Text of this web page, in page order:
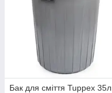
Бак для сміття Tuppex 35л